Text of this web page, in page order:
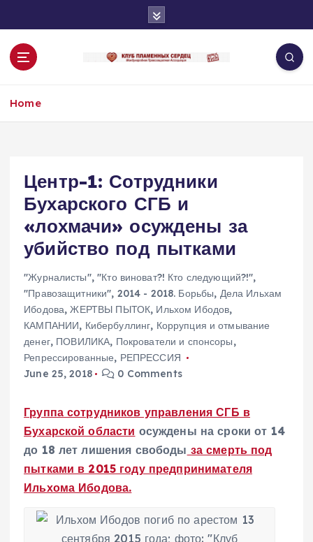
o
Home
Центр-1: Сотрудники
Бухарского СГБ и
«лохмачи» осуждены за
убийство под пытками
"Журналисты","Кто виноват?! Кто следующий?!",
"Правозащитники", 2014 - 2018. Борьбы, Дела Ильхам
Ибодова,ЖЕРТВЫ ПЫТОК, Ильхом Ибодов,
КАМПАНИИ, Кибербуллинг, Коррупция и отмывание
денег, ПОВИЛИКА, Покрователи и спонсоры,
Репрессированные, РЕПРЕССИЯ
June 25, 2018
0 Comments
Группа сотрудников управления СГБ в
Бухарской области осуждены на сроки от 14
до 18 лет лишения свободы за смерть под
пытками в 2015 году предпринимателя
Ильхома Ибодова.